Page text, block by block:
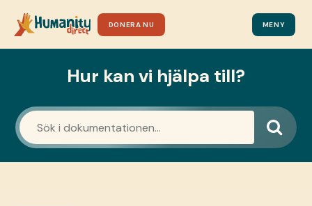
DONERA NU MENY
Hur kan vi hjälpa till?